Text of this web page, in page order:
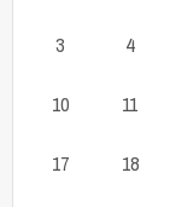
3 4
10 11
17 18